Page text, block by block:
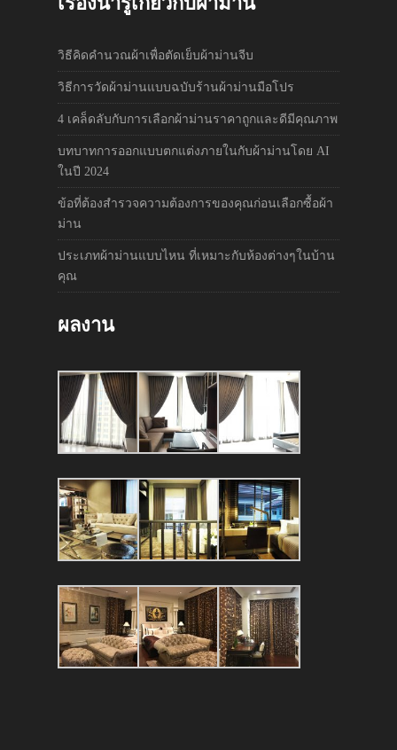
วิธีคิดคำนวณผ้าเพื่อตัดเย็บผ้าม่านจีบ
วิธีการวัดผ้าม่านแบบฉบับร้านผ้าม่านมือโปร
4 เคล็ดลับกับการเลือกผ้าม่านราคาถูกและดีมีคุณภาพ
บทบาทการออกแบบตกแต่งภายในกับผ้าม่านโดย AI
ในปี 2024
ข้อที่ต้องสำรวจความต้องการของคุณก่อนเลือกซื้อผ้า
ม่าน
ประเภทผ้าม่านแบบไหน ที่เหมาะกับห้องต่างๆในบ้าน
คุณ
ผลงาน